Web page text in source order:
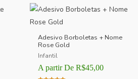
Adesivo Borboletas + Nome
Rose Gold
Infantil
A partir De R$45,00